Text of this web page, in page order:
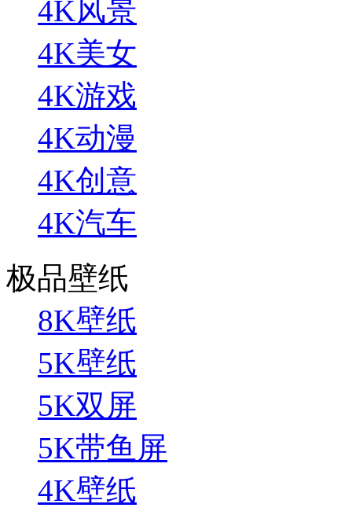
4K风景
4K美女
4K游戏
4K动漫
4K创意
4K汽车
极品壁纸
8K壁纸
5K壁纸
5K双屏
5K带鱼屏
4K壁纸